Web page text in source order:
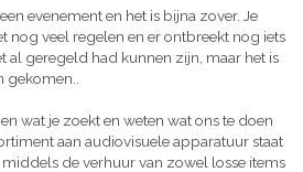
evenement en het is bijna zover. Je
nog veel regelen en er ontbreekt nog iets
al geregeld had kunnen zijn, maar het is
wat je zoekt en weten wat ons te doen
aan audiovisuele apparatuur staat
de verhuur van zowel losse items